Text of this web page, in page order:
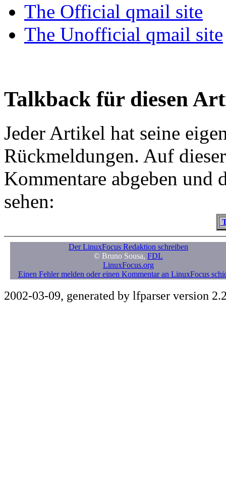
The Official qmail site
The Unofficial qmail site
Talkback für diesen
Jeder Artikel hat seine
Rückmeldungen. Auf
Kommentare abgeben und
sehen:
Der LinuxFocus Redaktion schreiben
© Bruno Sousa, FDL
LinuxFocus.org
Einen Fehler melden oder einen Kommentar an LinuxFocus
2002-03-09, generated by lfparser version